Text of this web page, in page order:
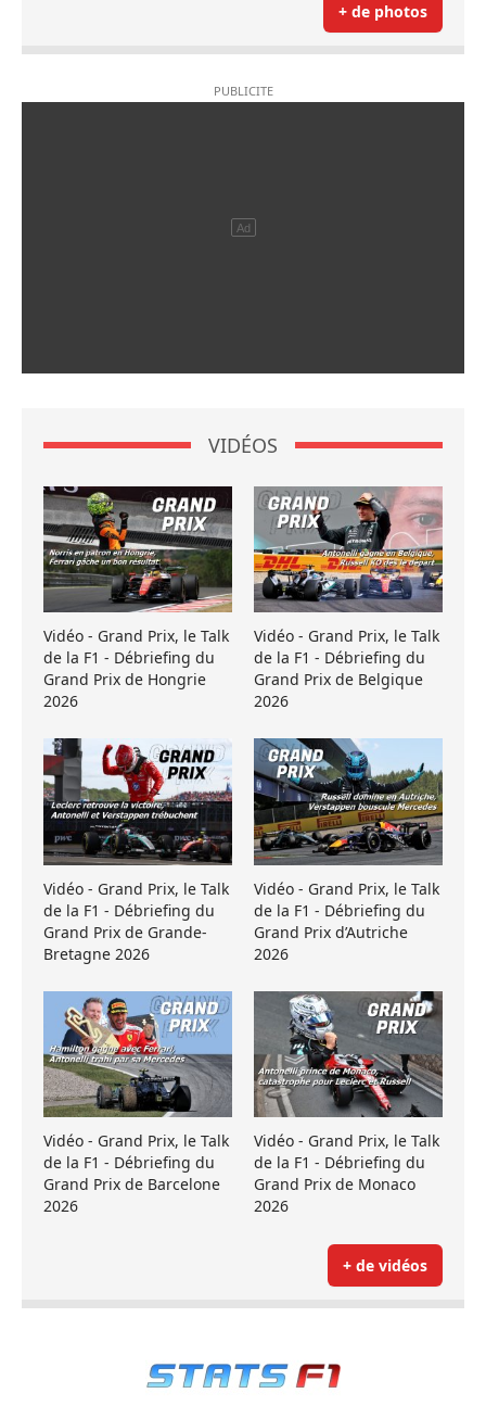
+ de photos
VIDÉOS
Vidéo - Grand Prix, le Talk
de la F1 - Débriefing du
Grand Prix de Hongrie
2026
Vidéo - Grand Prix, le Talk
de la F1 - Débriefing du
Grand Prix de Belgique
2026
Vidéo - Grand Prix, le Talk
de la F1 - Débriefing du
Grand Prix de Grande-
Bretagne 2026
Vidéo - Grand Prix, le Talk
de la F1 - Débriefing du
Grand Prix d’Autriche
2026
Vidéo - Grand Prix, le Talk
de la F1 - Débriefing du
Grand Prix de Barcelone
2026
Vidéo - Grand Prix, le Talk
de la F1 - Débriefing du
Grand Prix de Monaco
2026
+ de vidéos